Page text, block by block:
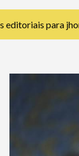
editoriais para